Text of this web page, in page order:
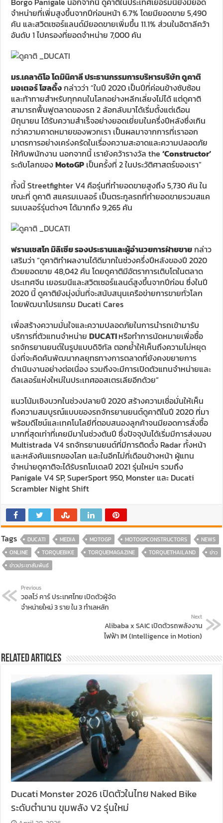
จำหน่ายที่เพิ่มสูงขึ้นจากปีก่อนหน้า 6.7% โดยมียอดขาย 5,490
คัน และสวิตเซอร์แลนด์มียอดขายเพิ่มขึ้น 11.1% ส่วนในอิตาลีคว้า
อันดับ 1 ไปครองที่ยอดจำหน่าย 7,000 คัน
มร.เคลาดิโอ โดมินิคาลี ประธานกรรมการบริหารบริษัท ดูคาติ
มอเตอร์ โฮลดิ้งกล่าวว่า “ในปี 2020 เป็นปีที่ค่อนข้างซับซ้อน
และท้าทายสำหรับทุกคนในโลกอย่างหลีกเลี่ยงไม่ได้ แต่ดูคาติ
สามารถฟื้นฟูตลาดของรถ 2 ล้อกลับมาได้เริ่มตั้งแต่เดือน
มิถุนายน ได้รับความสำเร็จอย่างยอดเยี่ยมในครึ่งปีหลังซึ่งเกิน
กว่าความคาดหมายของพวกเรา เป็นผลมาจากการที่เราออก
มาตรการอย่างเคร่งครัดในเรื่องความสะอาดและความปลอดภัย
ให้กับพนักงาน นอกจากนี้ เรายังคว้ารางวัล the‘Constructor’
ระดับโลกของMotoGP เป็นครั้งที่ 2 ในประวัติศาสตร์ของเรา”
ทั้งนี้ Streetfighter V4 คือรุ่นที่ทำยอดขายสูงถึง 5,730 คัน ใน
ขณะที่ ดูคาติ สแครมเบลอร์ เป็นตระกูลรถที่ทำยอดขายรวมสแค
รมเบลอร์รุ่นต่างๆ ได้มากถึง 9,265 คัน
ฟรานเชสโก มิลิเซีย รองประธานและผู้อำนวยการฝ่ายขายกล่าว
เสริมว่า “ดูคาติทำผลงานได้ดีมากในช่วงครึ่งปีหลังของปี 2020
ด้วยยอดขาย 48,042 คัน โดยดูคาติมีอัตราการเติบโตในตลาด
ประเทศจีน เยอรมนีและสวิตเซอร์แลนด์สูงขึ้นจากปีก่อน ซึ่งในปี
2020 นี้ ดูคาติยังมุ่งมั่นที่จะสนับสนุนเครือข่ายการขายทั่วโลก
โดยพัฒนาโปรแกรม Ducati Cares
เพื่อสร้างความมั่นใจและความปลอดภัยในการนำรถเข้ามารับ
บริการที่ตัวแทนจำหน่ายDUCATIหรือทำการนัดหมายเพื่อซื้อ
รถจักรยานยนต์ในรูปแบบดิจิทัล ตอกย้ำให้เห็นถึงความไม่หยุด
นิ่งที่จะคิดค้นพัฒนากลยุทธทางการตลาดที่ยังคงขยายการ
ดำเนินงานอย่างต่อเนื่อง รวมถึงจะมีการเปิดตัวแทนจำหน่ายและ
ดีลเลอร์แห่งใหม่ในประเทศออสเตรเลียอีกด้วย”
แนวโน้มเชิงบวกในช่วงปลายปี 2020 สร้างความเชื่อมั่นให้เห็น
ถึงความสมบูรณ์แบบของรถจักรยานยนต์ดูคาติในปี 2020 ที่มา
พร้อมดีไซน์และเทคโนโลยีที่ตอบสนองลูกค้าจนมียอดการสั่งซื้อ
มากที่สุดเท่าที่เคยมีมาในช่วงต้นปี ซึ่งปัจจุบันได้เริ่มมีการส่งมอบ
Multistrada V4 รถจักรยานยนต์ที่มีการติดตั้ง Radar ทั้งหน้า
และหลังคันแรกของโลก และในอีกไม่กี่เดือนข้างหน้า ผู้แทน
จำหน่ายดูคาติจะได้รับรถโมเดลปี 2021 รุ่นใหม่ๆ รวมถึง
Panigale V4 SP, SuperSport 950, Monster และ Ducati
Scrambler Night Shift
Tags DUCATI MEDIA MOTOGP MOTOGPCONSTRUCTORS
NEWS
ONLINE
TORQUEBIKE TORQUEMAGAZINE TORQUETHAILAND
ข่าว
ข่าวประชาสัมพันธ์
Previous
วอลโว่ คาร์ ประเทศไทย เปิดตัวผู้จัด
จำหน่ายใหม่ 3 ราย ใน 3 ทำเลหลัก
Next
Alibaba x SAIC เปิดตัวรถพลังงาน
ไฟฟ้า IM (Intelligence in Motion)
Related Articles
Ducati Monster 2026 เปิดตัวในไทย Naked Bike
ระดับตำนาน ขุมพลัง V2 รุ่นใหม่